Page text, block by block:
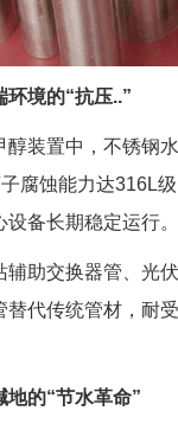
环境的“抗压..”
醇装置中，不锈钢
腐蚀能力达316L
备长期稳定运行。
辅助交换器管、光
代传统管材，耐
地的“节水革命”